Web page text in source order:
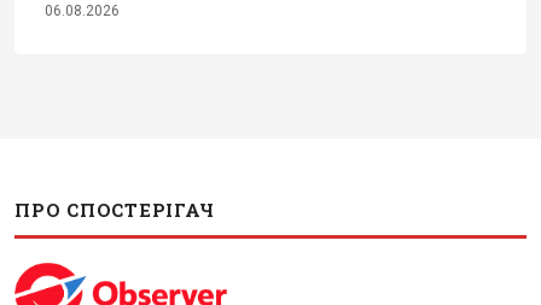
06.08.2026
ПРО СПОСТЕРІГАЧ